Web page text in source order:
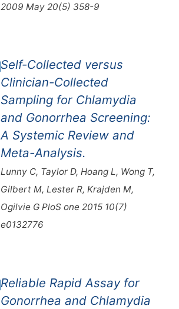
2009 May 20(5) 358-9
Self-Collected versus
Clinician-Collected
Sampling for Chlamydia
and Gonorrhea Screening:
A Systemic Review and
Meta-Analysis.
Lunny C, Taylor D, Hoang L, Wong T,
Gilbert M, Lester R, Krajden M,
Ogilvie G PloS one 2015 10(7)
e0132776
Reliable Rapid Assay for
Gonorrhea and Chlamydia